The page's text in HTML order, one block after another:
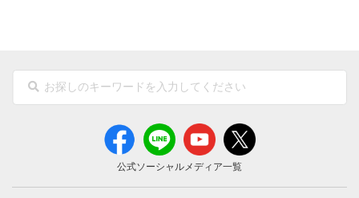
公式ソーシャルメディア一覧